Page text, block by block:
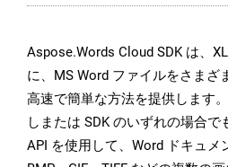
Aspose.Words Cloud SDK は、
に、MS Word ファイルをさまざ
高速で簡単な方法を提供します
しまたは SDK のいずれの場合
API を使用して、Word ドキュメ